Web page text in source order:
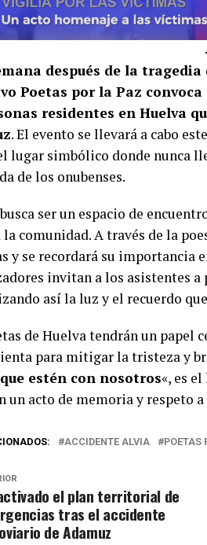
después de la
Poetas por la Paz
residentes en Huelva
. El evento se llevará a cabo
lugar simbólico donde nunca
de los onubenses.
ser un espacio de
la comunidad. A través de la
y se recordará su importancia
invitan a los asistentes
así la luz y el recuerdo
de Huelva tendrán un
para mitigar la tristeza y
estén con nosotros«, es
un acto de memoria y respeto
ACCIDENTE ALVIA POETAS
el plan territorial de
tras el accidente
de Adamuz